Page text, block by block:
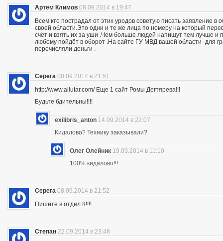
Артём Климов 08.09.2014 в 19:47
Всем кто пострадал от этих уродов советую писать заявление
своей области.Это одни и те же лица по номеру на который
счёт и взять их за уши .Чем больше людей напишут тем лучше и
любому пойдёт в оборот .На сайте ГУ МВД вашей области -для
перечисляли деньги .
Серега 08.09.2014 в 21:51
http://www.allutar.com/ Еще 1 сайт Ромы Дегтярева!!!
Будьте бдительны!!!!
exilibris_anton 14.09.2014 в 22:07
Кидалово? Технику заказывали?
Олег Олейник 19.09.2014 в 11:10
100% кидалово!!!
Серега 08.09.2014 в 21:52
Пишите в отдел К!!!!
Степан 22.09.2014 в 23:48